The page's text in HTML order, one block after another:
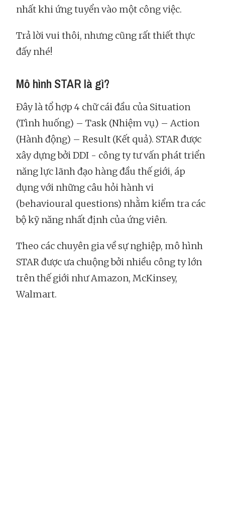
nhất khi ứng tuyển vào một công việc.
Trả lời vui thôi, nhưng cũng rất thiết thực
đấy nhé!
Mô hình STAR là gì?
Đây là tổ hợp 4 chữ cái đầu của Situation
(Tình huống) – Task (Nhiệm vụ) – Action
(Hành động) – Result (Kết quả). STAR được
xây dựng bởi DDI - công ty tư vấn phát triển
năng lực lãnh đạo hàng đầu thế giới, áp
dụng với những câu hỏi hành vi
(behavioural questions) nhằm kiểm tra các
bộ kỹ năng nhất định của ứng viên.
Theo các chuyên gia về sự nghiệp, mô hình
STAR được ưa chuộng bởi nhiều công ty lớn
trên thế giới như Amazon, McKinsey,
Walmart.